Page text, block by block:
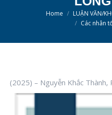
You are here:Home
LUẬN VĂN/
Các nhân
(2025) – Nguyễn Khắc Thành,